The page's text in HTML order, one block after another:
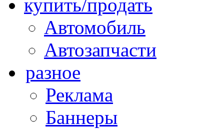
купить/продать
Автомобиль
Автозапчасти
разное
Реклама
Баннеры